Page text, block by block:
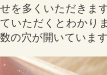
を多くいただきま
いただくとわかり
の穴が開いていま